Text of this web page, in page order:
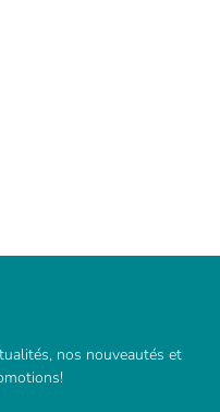
nos nouveautés et